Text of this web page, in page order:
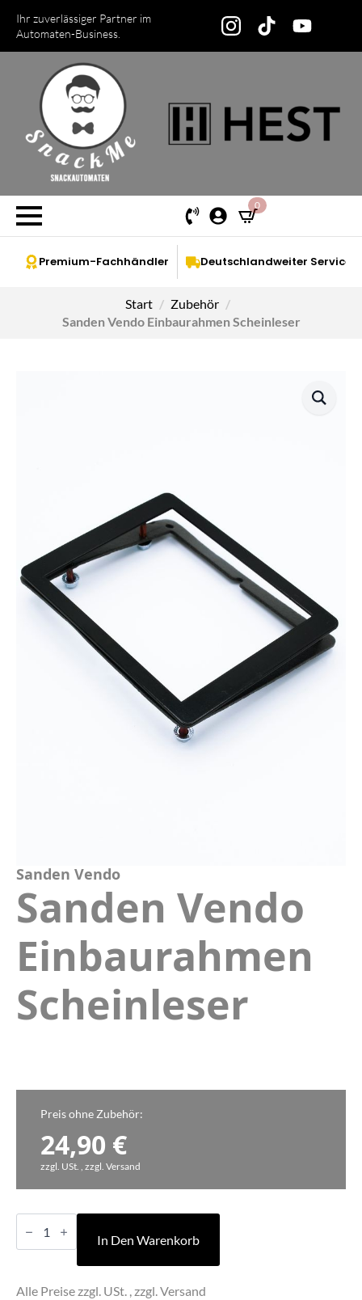
Ihr zuverlässiger Partner im
Automaten-Business.
0
Premium-Fachhändler Deutschlandweiter Service
Start
Zubehör
Sanden Vendo Einbaurahmen Scheinleser
Sanden Vendo
Sanden Vendo
Einbaurahmen
Scheinleser
Preis ohne Zubehör:
24,90 €
zzgl. USt. , zzgl. Versand
Sanden
Vendo
Einbaurahmen In Den Warenkorb
Alle Preise zzgl. USt. , zzgl. Versand